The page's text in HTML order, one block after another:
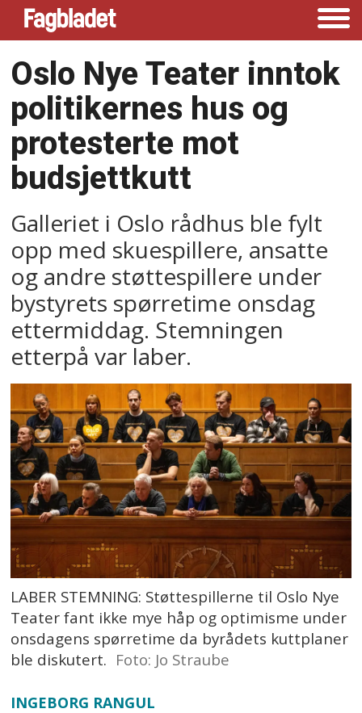
Oslo Nye Teater inntok
politikernes hus og
protesterte mot
budsjettkutt
Galleriet i Oslo rådhus ble fylt
opp med skuespillere, ansatte
og andre støttespillere under
bystyrets spørretime onsdag
ettermiddag. Stemningen
etterpå var laber.
LABER STEMNING: Støttespillerne til Oslo Nye
Teater fant ikke mye håp og optimisme under
onsdagens spørretime da byrådets kuttplaner
ble diskutert. Foto: Jo Straube
INGEBORG RANGUL